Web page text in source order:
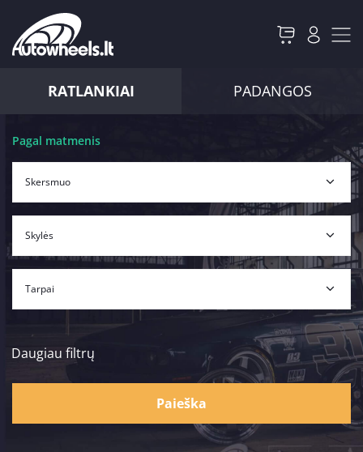
RATLANKIAI PADANGOS
Pagal matmenis
Daugiau filtrų
Paieška